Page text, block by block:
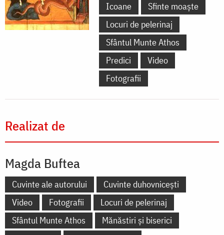
Icoane
Sfinte moaște
Locuri de pelerinaj
Sfântul Munte Athos
Predici
Video
Fotografii
Realizat de
Magda Buftea
Cuvinte ale autorului
Cuvinte duhovnicești
Video
Fotografii
Locuri de pelerinaj
Sfântul Munte Athos
Mănăstiri și biserici